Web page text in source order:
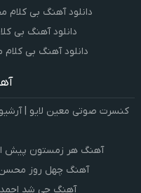
دانلود آهنگ بی
دانلود آهنگ بی
دانلود آهنگ بی
آهنگ هر زمستون پیش
آهنگ چهل روز
آهنگ چی شد